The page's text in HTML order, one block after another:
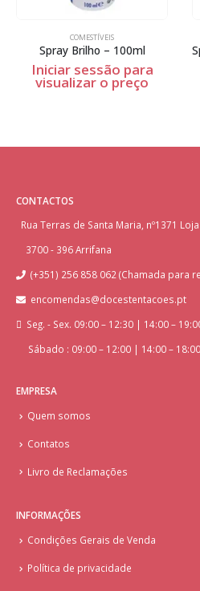
COMESTÍVEIS
Spray Brilho – 100ml
Iniciar sessão para
visualizar o preço
CONTACTOS
Rua Terras de Santa Maria, nº1371 Loja
3700 - 396 Arrifana
(+351) 256 858 062 (Chamada para
encomendas@docestentacoes.pt
Seg. - Sex. 09:00 – 12:30 | 14:00 –
Sábado : 09:00 – 12:00 | 14:00 – 18:00
EMPRESA
Quem somos
Contatos
Livro de Reclamações
INFORMAÇÕES
Condições Gerais de Venda
Política de privacidade